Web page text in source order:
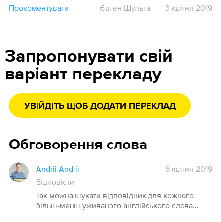
Прокоментувати Євген Шульга 3 квітня 2019
Запропонувати свій
варіант перекладу
УВІЙДІТЬ ЩОБ ДОДАТИ ПЕРЕКЛАД
Обговорення слова
Andrii Andrii
6 квітня 2019
Відповісти
Так можна шукати відповідник для кожного
більш-менш уживаного англійського слова...